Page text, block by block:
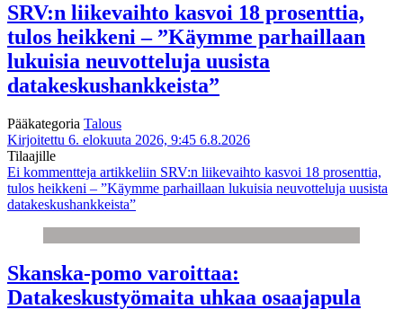
SRV:n liikevaihto kasvoi 18 prosenttia,
tulos heikkeni – ”Käymme parhaillaan
lukuisia neuvotteluja uusista
datakeskushankkeista”
Pääkategoria Talous
Kirjoitettu 6. elokuuta 2026, 9:45 6.8.2026
Tilaajille
Ei kommentteja artikkeliin SRV:n liikevaihto kasvoi 18 prosenttia,
tulos heikkeni – ”Käymme parhaillaan lukuisia neuvotteluja uusista
datakeskushankkeista”
Skanska-pomo varoittaa:
Datakeskustyömaita uhkaa osaajapula